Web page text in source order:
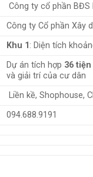
Công ty cổ phần
Công ty Cổ phần Xây
Khu 1 : Diện tích
Dự án tích hợp 36
và giải trí của cư dân
Liền kề, Shophouse,
094.688.9191